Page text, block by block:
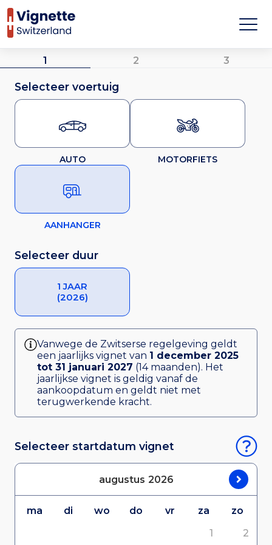
1 2 3
Selecteer voertuig
AUTO MOTORFIETS
AANHANGER
Selecteer duur
1 JAAR
(2026)
Vanwege de Zwitserse regelgeving geldt
een jaarlijks vignet van 1 december 2025
tot 31 januari 2027 (14 maanden). Het
jaarlijkse vignet is geldig vanaf de
aankoopdatum en geldt niet met
terugwerkende kracht.
Selecteer startdatum vignet
augustus 2026
ma di wo do vr za
zo
1
2